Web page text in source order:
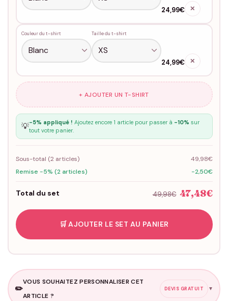
24,99€ ✕
Couleur du t-shirt Taille du t-shirt
24,99€ ✕
+ AJOUTER UN T-SHIRT
💡-5% appliqué ! Ajoutez encore 1 article pour passer à -10% sur
tout votre panier.
Sous-total (2articles)
49,98€
Remise -5% (2 articles)
-2,50€
Total du set 49,98€ 47,48€
🛒 AJOUTER LE SET AU PANIER
✏️
VOUS SOUHAITEZ PERSONNALISER CET
ARTICLE ?
DEVIS GRATUIT ▼